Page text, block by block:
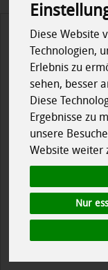
Diese Website
Technologien,
Erlebnis zu
sehen, besser
Diese
Ergebnisse zu
unsere
Website weiter
Nur